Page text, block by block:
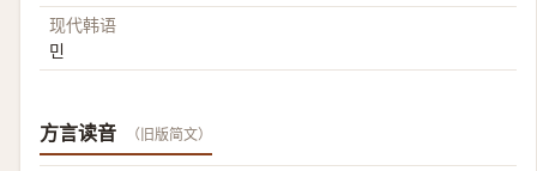
现代韩语
민
方言读音 （旧版简文）